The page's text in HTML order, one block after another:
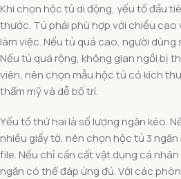
Khi chọn hộc tủ di động, yếu tố đầu
thước. Tủ phải phù hợp với chiều cao
làm việc. Nếu tủ quá cao, người
Nếu tủ quá rộng, không gian ngồi bị
viên, nên chọn mẫu hộc tủ có kích
thẩm mỹ và dễ bố trí.
Yếu tố thứ hai là số lượng ngăn kéo.
nhiều giấy tờ, nên chọn hộc tủ 3
file. Nếu chỉ cần cất vật dụng cá
ngăn có thể đáp ứng đủ. Với các